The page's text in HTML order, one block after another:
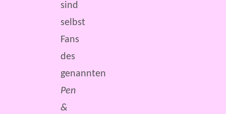
sind
selbst
Fans
des
genannten
Pen
&